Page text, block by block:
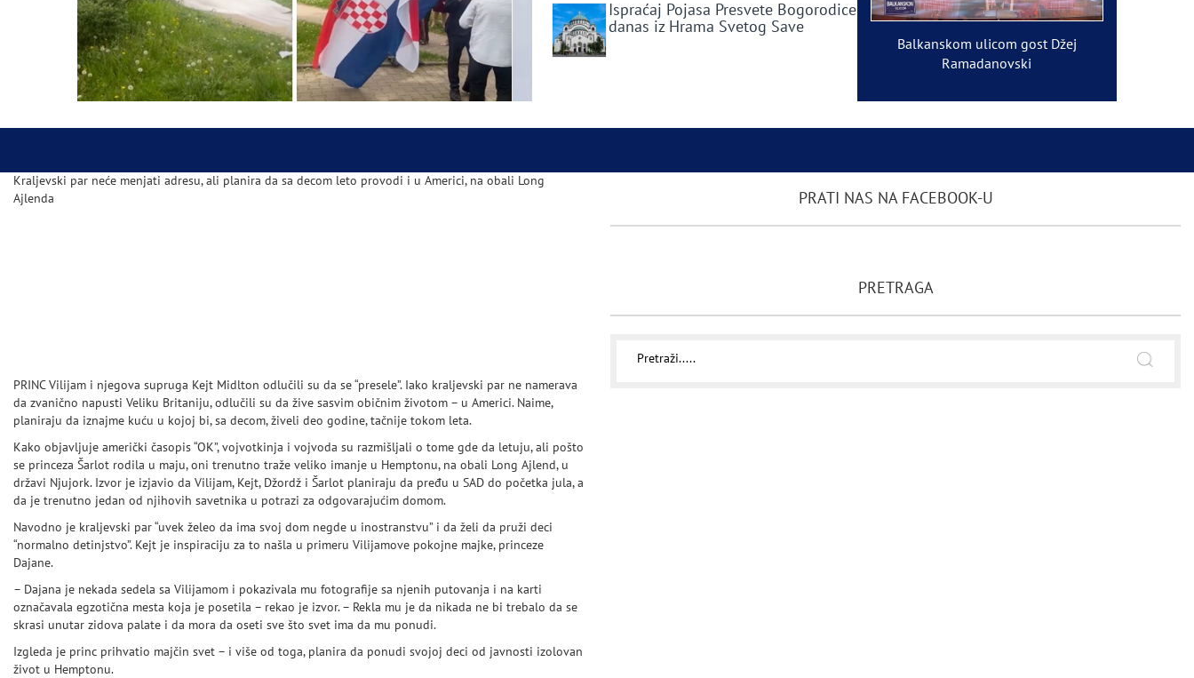
Ispraćaj Pojasa Presvete Bogorodice
danas iz Hrama Svetog Save
Balkanskom ulicom gost Džej
Ramadanovski
Kraljevski par neće menjati adresu, ali planira da sa decom leto provodi i u Americi, na obali Long
Ajlenda
PRINC Vilijam i njegova supruga Kejt Midlton odlučili su da se “presele”. Iako kraljevski par ne namerava
da zvanično napusti Veliku Britaniju, odlučili su da žive sasvim običnim životom – u Americi. Naime,
planiraju da iznajme kuću u kojoj bi, sa decom, živeli deo godine, tačnije tokom leta.
Kako objavljuje američki časopis “OK”, vojvotkinja i vojvoda su razmišljali o tome gde da letuju, ali pošto
se princeza Šarlot rodila u maju, oni trenutno traže veliko imanje u Hemptonu, na obali Long Ajlend, u
državi Njujork. Izvor je izjavio da Vilijam, Kejt, Džordž i Šarlot planiraju da pređu u SAD do početka jula, a
da je trenutno jedan od njihovih savetnika u potrazi za odgovarajućim domom.
Navodno je kraljevski par “uvek želeo da ima svoj dom negde u inostranstvu” i da želi da pruži deci
“normalno detinjstvo”. Kejt je inspiraciju za to našla u primeru Vilijamove pokojne majke, princeze
Dajane.
– Dajana je nekada sedela sa Vilijamom i pokazivala mu fotografije sa njenih putovanja i na karti
označavala egzotična mesta koja je posetila – rekao je izvor. – Rekla mu je da nikada ne bi trebalo da se
skrasi unutar zidova palate i da mora da oseti sve što svet ima da mu ponudi.
Izgleda je princ prihvatio majčin svet – i više od toga, planira da ponudi svojoj deci od javnosti izolovan
život u Hemptonu.
PRATI NAS NA FACEBOOK-U
PRETRAGA